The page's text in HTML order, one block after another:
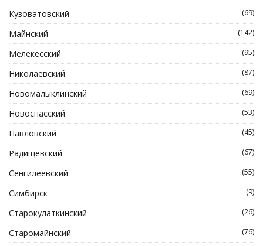
Кузоватовский (69)
Майнский (142)
Мелекесский (95)
Николаевский (87)
Новомалыклинский (69)
Новоспасский (53)
Павловский (45)
Радищевский (67)
Сенгилеевский (55)
Симбирск (9)
Старокулаткинский (26)
Старомайнский (76)